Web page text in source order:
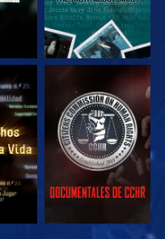
VE